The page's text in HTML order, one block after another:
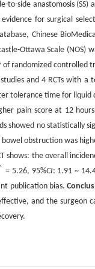
to-side anastomosis
for surgical
Chinese
Ottawa Scale
randomized controlled
and 4 RCTs with
tolerance time for liquid
pain score at 12
showed no statistically
obstruction was
shows: the overall
= 5.26, 95%CI: 1.91 ~
publication bias.
and the surgeon